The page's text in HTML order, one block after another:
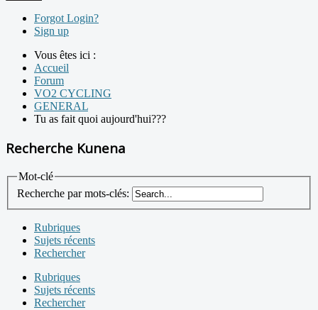
Forgot Login?
Sign up
Vous êtes ici :
Accueil
Forum
VO2 CYCLING
GENERAL
Tu as fait quoi aujourd'hui???
Recherche Kunena
Mot-clé
Recherche par mots-clés:
Rubriques
Sujets récents
Rechercher
Rubriques
Sujets récents
Rechercher